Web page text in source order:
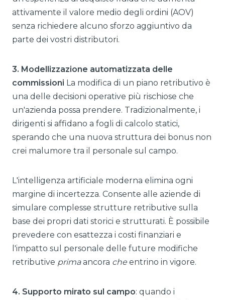
attivamente il valore medio degli ordini (AOV)
senza richiedere alcuno sforzo aggiuntivo da
parte dei vostri distributori.
3. Modellizzazione automatizzata delle
commissioni La modifica di un piano retributivo è
una delle decisioni operative più rischiose che
un'azienda possa prendere. Tradizionalmente, i
dirigenti si affidano a fogli di calcolo statici,
sperando che una nuova struttura dei bonus non
crei malumore tra il personale sul campo.
L'intelligenza artificiale moderna elimina ogni
margine di incertezza. Consente alle aziende di
simulare complesse strutture retributive sulla
base dei propri dati storici e strutturati. È possibile
prevedere con esattezza i costi finanziari e
l'impatto sul personale delle future modifiche
retributive primaancora che entrino in vigore.
4. Supporto mirato sul campo: quando i